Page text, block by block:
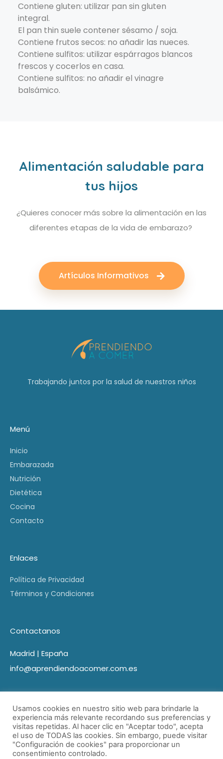
Contiene gluten: utilizar pan sin gluten
integral.
El pan thin suele contener sésamo / soja.
Contiene frutos secos: no añadir las nueces.
Contiene sulfitos: utilizar espárragos blancos
frescos y cocerlos en casa.
Contiene sulfitos: no añadir el vinagre
balsámico.
Alimentación saludable para
tus hijos
¿Quieres conocer más sobre la alimentación en las
diferentes etapas de la vida de embarazo?
Artículos Informativos
Trabajando juntos por la salud de nuestros niños
Menú
Inicio
Embarazada
Nutrición
Dietética
Cocina
Contacto
Enlaces
Política de Privacidad
Términos y Condiciones
Contactanos
Madrid | España
info@aprendiendoacomer.com.es
© Aprendiendo a comer 2021 Todos los derechos reservados
Usamos cookies en nuestro sitio web para brindarle la
experiencia más relevante recordando sus preferencias y
visitas repetidas. Al hacer clic en "Aceptar todo", acepta
el uso de TODAS las cookies. Sin embargo, puede visitar
"Configuración de cookies" para proporcionar un
consentimiento controlado.